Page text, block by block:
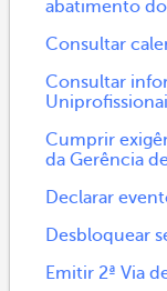
abatimento do
Consultar
Consultar
Cumprir
da Gerência
Declarar
Desbloquear
Emitir 2ª Via